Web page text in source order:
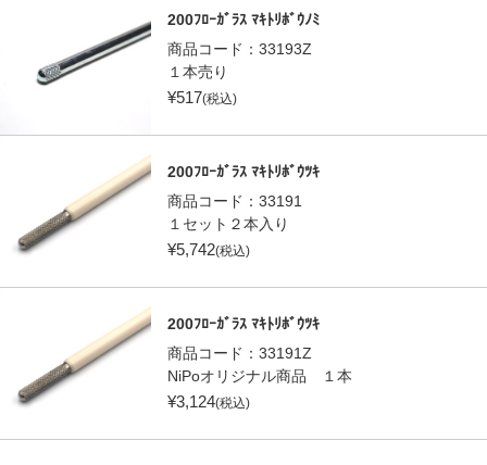
200ﾌﾛｰｶﾞﾗｽ ﾏｷﾄﾘﾎﾞｳﾉﾐ
商品コード： 33193Z
１本売り
¥517(税込)
200ﾌﾛｰｶﾞﾗｽ ﾏｷﾄﾘﾎﾞｳﾂｷ
商品コード： 33191
１セット２本入り
¥5,742(税込)
200ﾌﾛｰｶﾞﾗｽ ﾏｷﾄﾘﾎﾞｳﾂｷ
商品コード： 33191Z
NiPoオリジナル商品 １本
¥3,124(税込)